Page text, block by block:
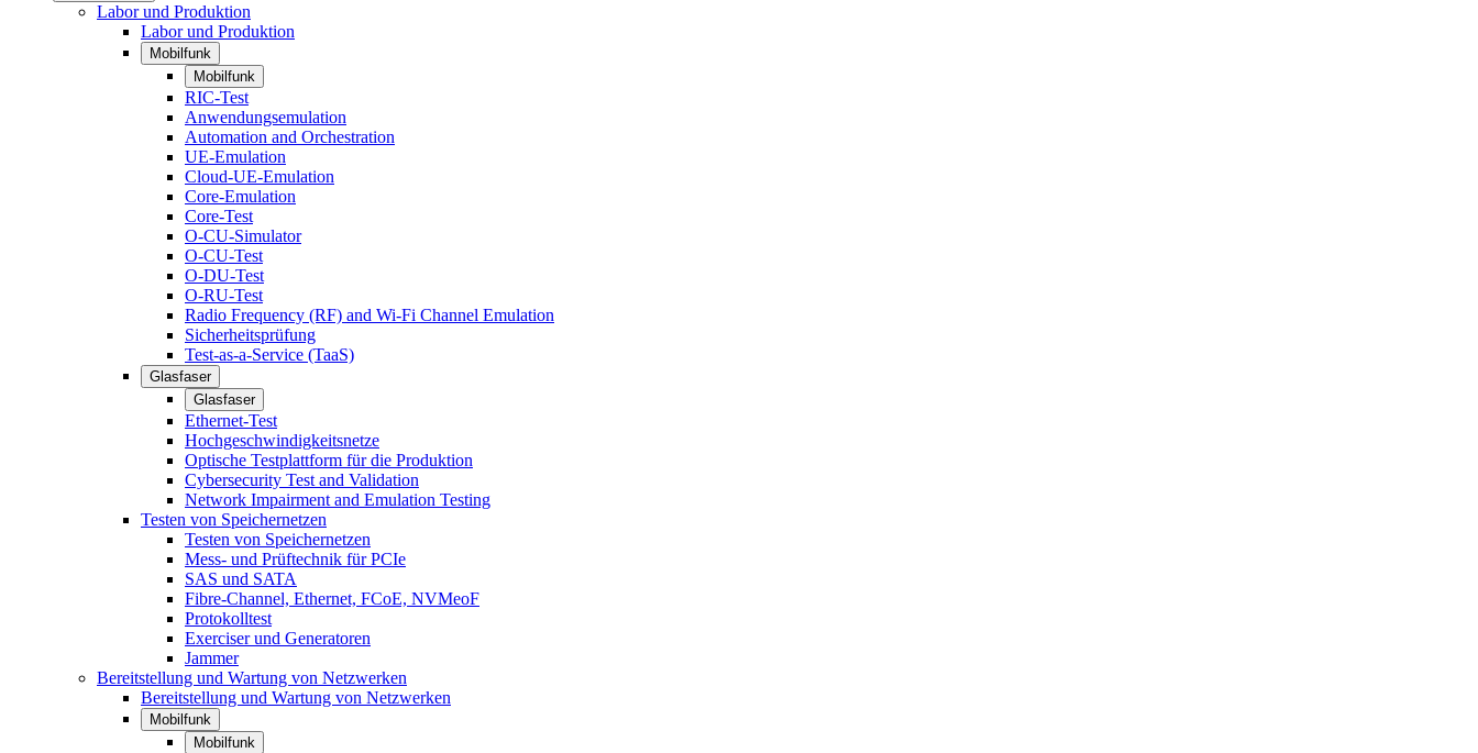
Labor und Produktion
Labor und Produktion
Mobilfunk
Mobilfunk
RIC-Test
Anwendungsemulation
Automation and Orchestration
UE-Emulation
Cloud-UE-Emulation
Core-Emulation
Core-Test
O-CU-Simulator
O-CU-Test
O-DU-Test
O-RU-Test
Radio Frequency (RF) and Wi-Fi Channel Emulation
Sicherheitsprüfung
Test-as-a-Service (TaaS)
Glasfaser
Glasfaser
Ethernet-Test
Hochgeschwindigkeitsnetze
Optische Testplattform für die Produktion
Cybersecurity Test and Validation
Network Impairment and Emulation Testing
Testen von Speichernetzen
Testen von Speichernetzen
Mess- und Prüftechnik für PCIe
SAS und SATA
Fibre-Channel, Ethernet, FCoE, NVMeoF
Protokolltest
Exerciser und Generatoren
Jammer
Bereitstellung und Wartung von Netzwerken
Bereitstellung und Wartung von Netzwerken
Mobilfunk
Mobilfunk